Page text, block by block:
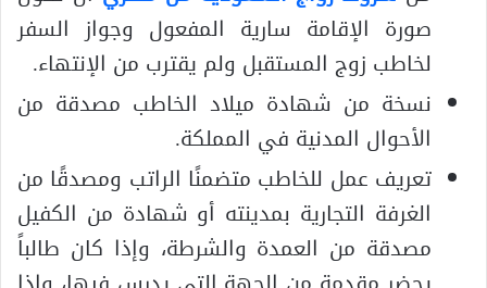
صورة الإقامة سارية المفعول وجواز السفر
لخاطب زوج المستقبل ولم يقترب من الإنتهاء.
نسخة من شهادة ميلاد الخاطب مصدقة من
الأحوال المدنية في المملكة.
تعريف عمل للخاطب متضمنًا الراتب ومصدقًا من
الغرفة التجارية بمدينته أو شهادة من الكفيل
مصدقة من العمدة والشرطة، وإذا كان طالباً